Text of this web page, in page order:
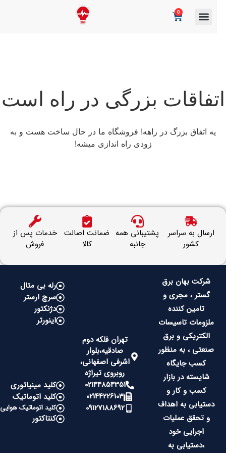
بزرگی در راه است
یه اتفاق بزرگ در راهه! فروشگاه ما در حال ساخت هست و به
زودی راه اندازی میشه!
ارسال به سراسر
کشور
پشتیبانی همه
جانبه
ضمانت اصالت
کالا
خدمات پس از
فروش
شرکت بهان برق
گستر ، مجری و
تامین کننده
ملزومات تاسیسات
الکتریکی و برق
صنعتی ، به منظور
کسب جایگاه
شایسته در بازار
کسب و کار و
دستیابی به اهداف
و تحقق عملیات
اجرایی خود
،دستیابی به
تهران فلکه دوم
صادقیه،بلوار
اشرفی اصفهانی،
روبروی تیراژه
02144854351
02144226103
09127188692
رله بی متال
سرچ ارستر
دژنکتور
اینورتر
کلید مینیاتوری
کلید اتوماتیک
کلید اتوماتیک هوایی
کنتاکتور